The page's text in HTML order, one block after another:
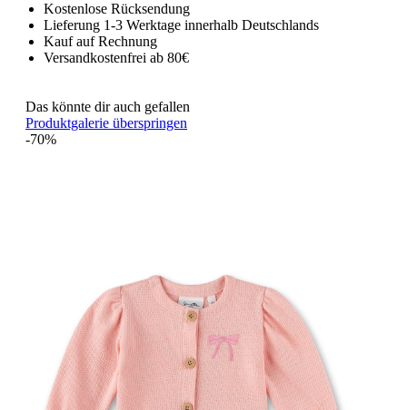
Kostenlose Rücksendung
Lieferung 1-3 Werktage innerhalb Deutschlands
Kauf auf Rechnung
Versandkostenfrei ab 80€
Das könnte dir auch gefallen
Produktgalerie überspringen
-70%